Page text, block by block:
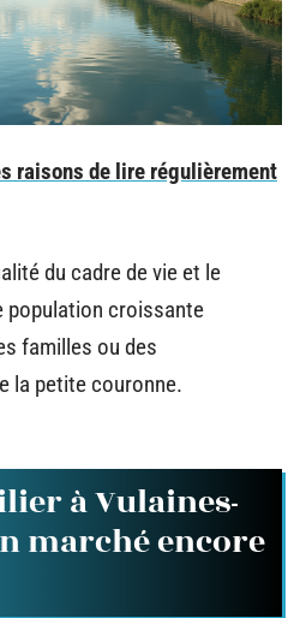
raisons de lire régulièrement
du cadre de vie et le
population croissante
familles ou des
la petite couronne.
à Vulaines-
marché encore